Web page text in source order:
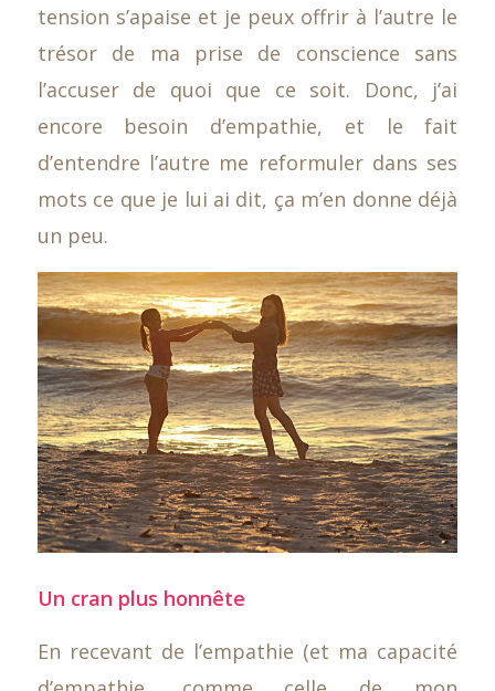
tension s’apaise et je peux offrir à l’autre le
trésor de ma prise de conscience sans
l’accuser de quoi que ce soit. Donc, j’ai
encore besoin d’empathie, et le fait
d’entendre l’autre me reformuler dans ses
mots ce que je lui ai dit, ça m’en donne déjà
un peu.
Un cran plus honnête
En recevant de l’empathie (et ma capacité